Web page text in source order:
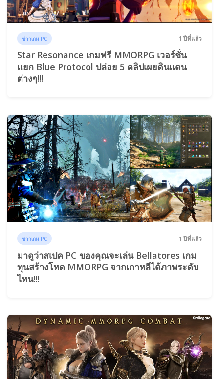
ข่าวเกม PC 1 ปีที่แล้ว
Star Resonance เกมฟรี MMORPG เวอร์ชั่น
แยก Blue Protocol ปล่อย 5 คลิปเผยดินแดน
ต่างๆ!!!
ข่าวเกม PC 1 ปีที่แล้ว
มาดูว่าสเปค PC ของคุณจะเล่น Bellatores เกม
ทุนสร้างโหด MMORPG จากเกาหลีได้ภาพระดับ
ไหน!!!